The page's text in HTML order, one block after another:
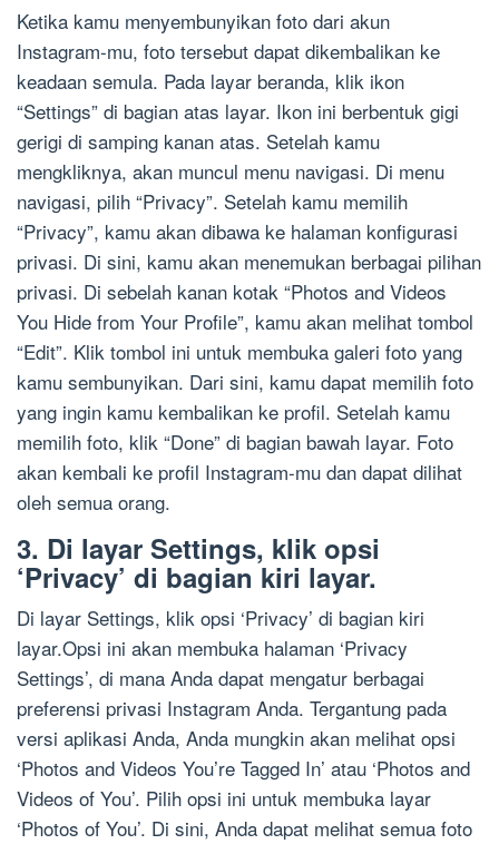
Ketika kamu menyembunyikan foto dari akun
Instagram-mu, foto tersebut dapat dikembalikan ke
keadaan semula. Pada layar beranda, klik ikon
“Settings” di bagian atas layar. Ikon ini berbentuk gigi
gerigi di samping kanan atas. Setelah kamu
mengkliknya, akan muncul menu navigasi. Di menu
navigasi, pilih “Privacy”. Setelah kamu memilih
“Privacy”, kamu akan dibawa ke halaman konfigurasi
privasi. Di sini, kamu akan menemukan berbagai pilihan
privasi. Di sebelah kanan kotak “Photos and Videos
You Hide from Your Profile”, kamu akan melihat tombol
“Edit”. Klik tombol ini untuk membuka galeri foto yang
kamu sembunyikan. Dari sini, kamu dapat memilih foto
yang ingin kamu kembalikan ke profil. Setelah kamu
memilih foto, klik “Done” di bagian bawah layar. Foto
akan kembali ke profil Instagram-mu dan dapat dilihat
oleh semua orang.
3. Di layar Settings, klik opsi
‘Privacy’ di bagian kiri layar.
Di layar Settings, klik opsi ‘Privacy’ di bagian kiri
layar.Opsi ini akan membuka halaman ‘Privacy
Settings’, di mana Anda dapat mengatur berbagai
preferensi privasi Instagram Anda. Tergantung pada
versi aplikasi Anda, Anda mungkin akan melihat opsi
‘Photos and Videos You’re Tagged In’ atau ‘Photos and
Videos of You’. Pilih opsi ini untuk membuka layar
‘Photos of You’. Di sini, Anda dapat melihat semua foto